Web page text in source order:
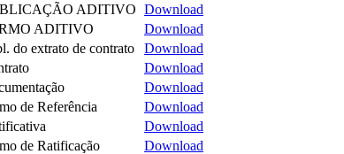
ADITIVO Download
ADITIVO
Download
do extrato de contrato
Download
Download
Download
de Referência
Download
Download
de Ratificação
Download